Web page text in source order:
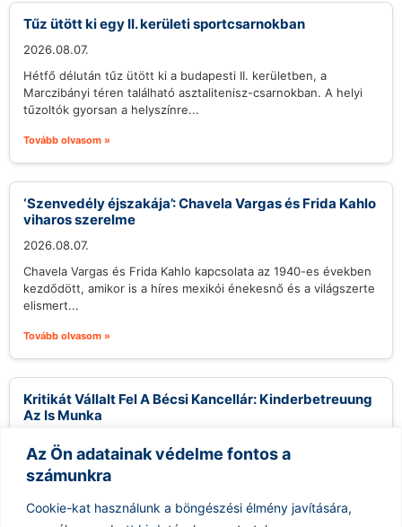
Az Ön adatainak védelme fontos a
számunkra
Cookie-kat használunk a böngészési élmény javítására,
Tűz ütött ki egy II. kerületi sportcsarnokban
2026.08.07.
Hétfő délután tűz ütött ki a budapesti II. kerületben, a
Marczibányi téren található asztalitenisz-csarnokban. A helyi
tűzoltók gyorsan a helyszínre...
Tovább olvasom »
‘Szenvedély éjszakája’: Chavela Vargas és Frida Kahlo
viharos szerelme
2026.08.07.
Chavela Vargas és Frida Kahlo kapcsolata az 1940-es években
kezdődött, amikor is a híres mexikói énekesnő és a világszerte
elismert...
Tovább olvasom »
Kritikát Vállalt Fel A Bécsi Kancellár: Kinderbetreuung
Az Is Munka
2026.08.07.
A nemrégiben kirobbant politikai vihar középpontjában
Alexander Stocker, Ausztria kancellárja állt, amikor egy
nyilvános fórumon kijelentette, hogy a gyermekgondozás
nem...